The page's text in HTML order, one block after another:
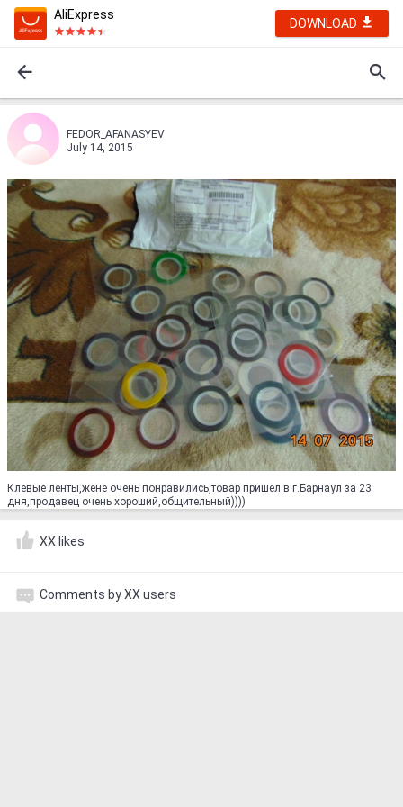
AliExpress
DOWNLOAD
FEDOR_AFANASYEV
July 14, 2015
Клевые ленты,жене очень понравились,товар пришел в г.Барнаул за 23
дня,продавец очень хороший,общительный))))
XX likes
Comments by XX users